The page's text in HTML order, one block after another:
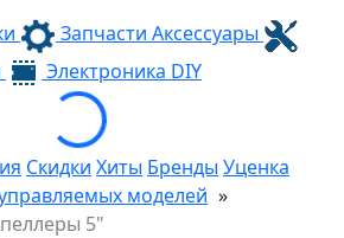
Запчасти Аксессуары
Электроника DIY
Loading...
Скидки Хиты Бренды Уценка
моделей »
5"